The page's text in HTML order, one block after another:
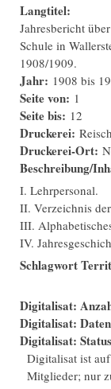
Langtitel:
Jahresbericht
Schule in
1908/1909.
Jahr: 1908 bis
Seite von: 1
Seite bis: 12
Druckerei:
Druckerei-Ort:
Beschreibung/
I. Lehrpersonal.
II. Verzeichnis
III.
IV.
Schlagwort
Digitalisat:
Digitalisat:
Digitalisat:
Digitalisat ist
Mitglieder; nur